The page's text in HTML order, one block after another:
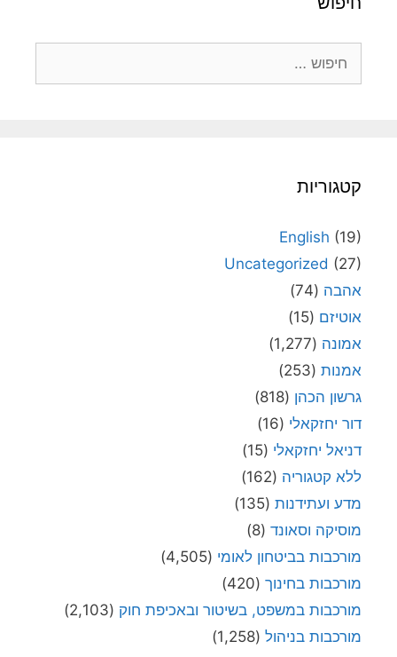
קטגוריות
English (19)
Uncategorized (27)
אהבה (74)
אוטיזם (15)
אמונה (1,277)
אמנות (253)
גרשון הכהן (818)
דור יחזקאלי (16)
דניאל יחזקאלי (15)
ללא קטגוריה (162)
מדע ועתידנות (135)
מוסיקה וסאונד (8)
מורכבות בביטחון לאומי (4,505)
מורכבות בחינוך (420)
מורכבות במשפט, בשיטור ובאכיפת חוק (2,103)
מורכבות בניהול (1,258)